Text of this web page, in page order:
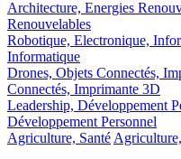
Architecture, Energies
Renouvelables
Robotique, Electronique,
Informatique
Drones, Objets Connectés,
Connectés, Imprimante 3D
Leadership, Développement
Développement Personnel
Agriculture, Santé